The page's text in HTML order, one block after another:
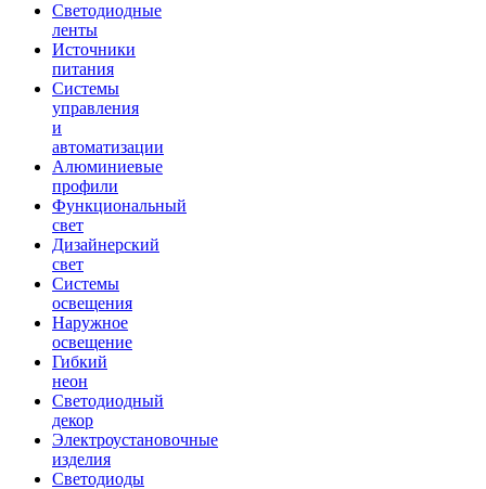
Светодиодные
ленты
Источники
питания
Системы
управления
и
автоматизации
Алюминиевые
профили
Функциональный
свет
Дизайнерский
свет
Системы
освещения
Наружное
освещение
Гибкий
неон
Светодиодный
декор
Электроустановочные
изделия
Светодиоды